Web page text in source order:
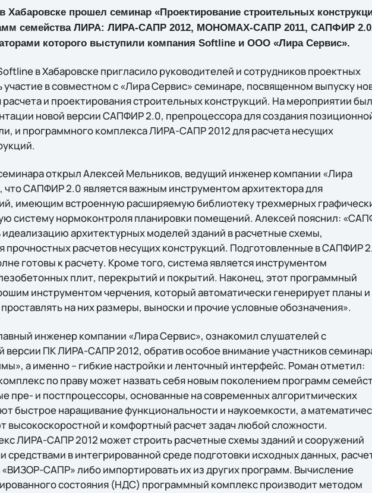
Хабаровске прошел семинар «Проектирование строительных
семейства ЛИРА: ЛИРА-САПР 2012, МОНОМАХ-САПР 2011, САПФИР
которого выступили компания Softline и ООО «Лира Сервис».
в Хабаровске пригласило руководителей и сотрудников проектных
участие в совместном с «Лира Сервис» семинаре, посвященном выпуску
и проектирования строительных конструкций. На мероприятии
новой версии САПФИР 2.0, препроцессора для создания
и программного комплекса ЛИРА-САПР 2012 для расчета несущих
открыл Алексей Мельников, ведущий инженер компании «Лира
САПФИР 2.0 является важным инструментом архитектора для
имеющим встроенную расширяемую библиотеку трехмерных
систему нормоконтроля планировки помещений. Алексей пояснил:
архитектурных моделей зданий в расчетные схемы,
прочностных расчетов несущих конструкций. Подготовленные в САПФИР
готовы к расчету. Кроме того, система является инструментом
плит, перекрытий и покрытий. Наконец, этот программный
инструментом черчения, который автоматически генерирует планы и
на них размеры, выноски и прочие условные обозначения».
инженер компании «Лира Сервис», ознакомил слушателей с
версии ПК ЛИРА-САПР 2012, обратив особое внимание участников
а именно – гибкие настройки и ленточный интерфейс. Роман отметил:
по праву может назвать себя новым поколением программ
пре- и постпроцессоры, основанные на современных алгоритмических
быстрое наращивание функциональности и наукоемкости, а
высокоскоростной и комфортный расчет задач любой сложности.
ЛИРА-САПР 2012 может строить расчетные схемы зданий и сооружений
средствами в интегрированной среде подготовки исходных данных,
«ВИЗОР-САПР» либо импортировать их из других программ. Вычисление
состояния (НДС) программный комплекс производит методом